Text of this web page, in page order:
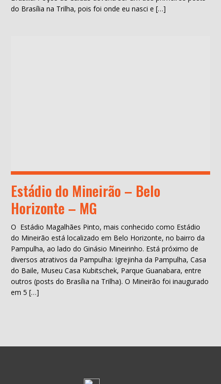
do Brasília na Trilha, pois foi onde eu nasci e […]
Estádio do Mineirão – Belo
Horizonte – MG
O Estádio Magalhães Pinto, mais conhecido como Estádio
do Mineirão está localizado em Belo Horizonte, no bairro da
Pampulha, ao lado do Ginásio Mineirinho. Está próximo de
diversos atrativos da Pampulha: Igrejinha da Pampulha, Casa
do Baile, Museu Casa Kubitschek, Parque Guanabara, entre
outros (posts do Brasília na Trilha). O Mineirão foi inaugurado
em 5 […]